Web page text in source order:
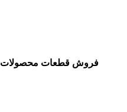
فروش قطعات محصولات HPE